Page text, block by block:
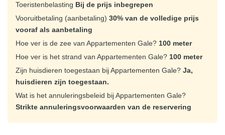
Toeristenbelasting Bij de prijs inbegrepen
Vooruitbetaling (aanbetaling) 30% van de volledige prijs
vooraf als aanbetaling
Hoe ver is de zee van Appartementen Gale? 100 meter
Hoe ver is het strand van Appartementen Gale? 100 meter
Zijn huisdieren toegestaan bij Appartementen Gale? Ja,
huisdieren zijn toegestaan.
Wat is het annuleringsbeleid bij Appartementen Gale?
Strikte annuleringsvoorwaarden van de reservering